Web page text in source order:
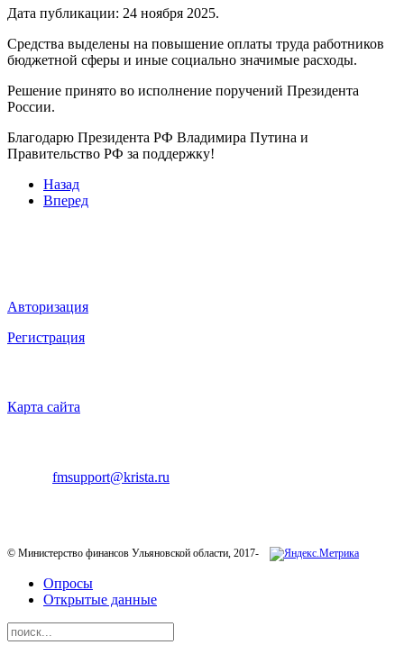
Дата публикации: 24 ноября 2025.
Средства выделены на повышение оплаты труда работников
бюджетной сферы и иные социально значимые расходы.
Решение принято во исполнение поручений Президента
России.
Благодарю Президента РФ Владимира Путина и
Правительство РФ за поддержку!
Назад
Вперед
Авторизация
Регистрация
Карта сайта
fmsupport@krista.ru
© Министерство финансов Ульяновской области, 2017-
Опросы
Открытые данные